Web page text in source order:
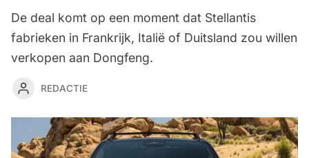
De deal komt op een moment dat Stellantis
fabrieken in Frankrijk, Italië of Duitsland zou willen
verkopen aan Dongfeng.
REDACTIE